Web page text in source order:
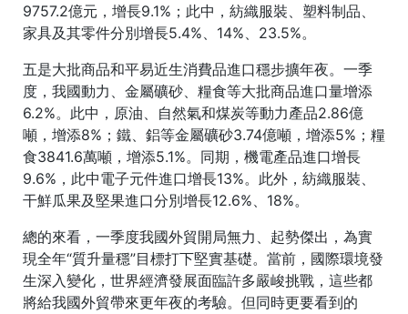
9757.2億元，增長9.1%；此中，紡織服裝、塑料制品、
家具及其零件分別增長5.4%、14%、23.5%。
五是大批商品和平易近生消費品進口穩步擴年夜。一季
度，我國動力、金屬礦砂、糧食等大批商品進口量增添
6.2%。此中，原油、自然氣和煤炭等動力產品2.86億
噸，增添8%；鐵、鋁等金屬礦砂3.74億噸，增添5%；糧
食3841.6萬噸，增添5.1%。同期，機電產品進口增長
9.6%，此中電子元件進口增長13%。此外，紡織服裝、
干鮮瓜果及堅果進口分別增長12.6%、18%。
總的來看，一季度我國外貿開局無力、起勢傑出，為實
現全年“質升量穩”目標打下堅實基礎。當前，國際環境發
生深入變化，世界經濟發展面臨許多嚴峻挑戰，這些都
將給我國外貿帶來更年夜的考驗。但同時更要看到的